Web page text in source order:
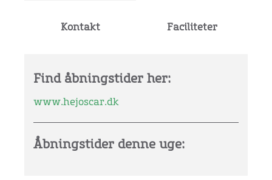
Kontakt Faciliteter
Find åbningstider her:
www.hejoscar.dk
Åbningstider denne uge: